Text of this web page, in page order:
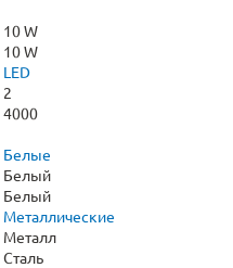
10 W
10 W
LED
2
4000
Белые
Белый
Белый
Металлические
Металл
Сталь